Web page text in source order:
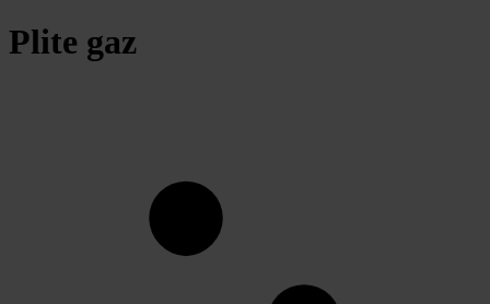
Plite gaz